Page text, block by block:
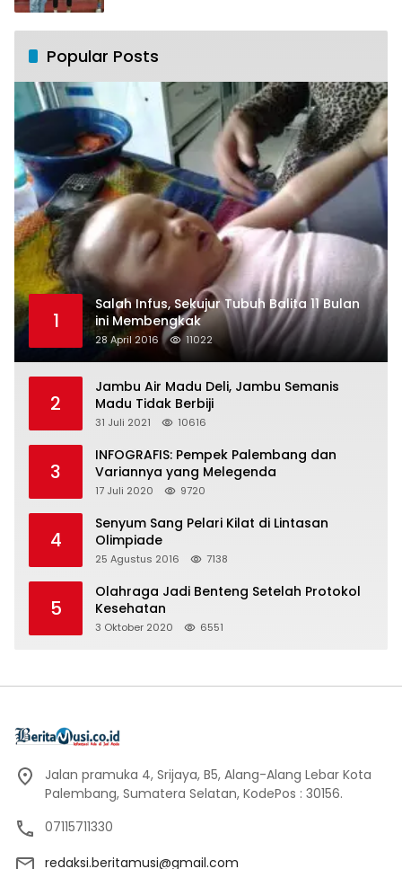
Popular Posts
1
Salah Infus, Sekujur Tubuh Balita 11 Bulan
ini Membengkak
28 April 2016 11022
2
Jambu Air Madu Deli, Jambu Semanis
Madu Tidak Berbiji
31 Juli 2021 10616
3
INFOGRAFIS: Pempek Palembang dan
Variannya yang Melegenda
17 Juli 2020 9720
4
Senyum Sang Pelari Kilat di Lintasan
Olimpiade
25 Agustus 2016 7138
5
Olahraga Jadi Benteng Setelah Protokol
Kesehatan
3 Oktober 2020 6551
Jalan pramuka 4, Srijaya, B5, Alang-Alang Lebar Kota
Palembang, Sumatera Selatan, KodePos : 30156.
07115711330
redaksi.beritamusi@gmail.com